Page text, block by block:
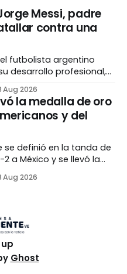
El acto se
del CNP Sucre y
por la
Messi, padre
contra una
futbolista argentino
desarrollo profesional,
Según
durante el Mundial
Aug 2026
la medalla de oro
y del
se definió en la tanda de
a México y se llevó la
Dominicana,
Aug 2026
Ghost